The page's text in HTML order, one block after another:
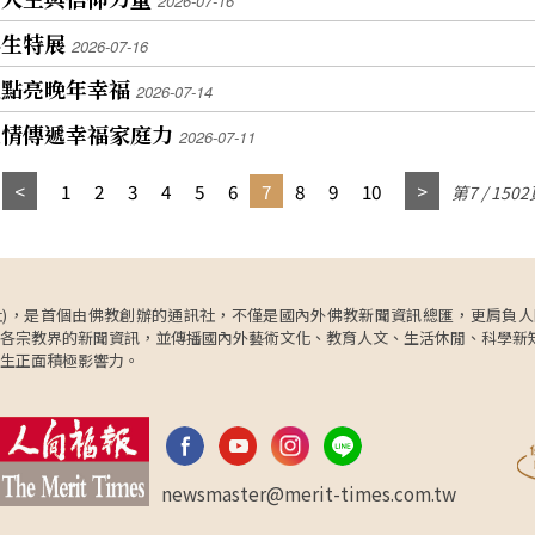
提供大眾優質的世間知識與佛法平臺，鼓勵大眾積
極加入佛光會，累積生命福德資糧，將學習因緣轉
化為回饋社會的動力。 社區大學一連串的動態成果
演出，節目內容多元豐富，涵蓋和太鼓、國樂橫
笛、太極拳、空靈鼓、二胡、古箏、吉他、合唱
團、英語歡唱及敦煌禪舞等，充分展現社區大學長
習自信與生命活力。 活動後，大眾齊聚至齋堂團聚
用齋，享受美味可口的素食佳餚，並進行歡樂摸彩
笑。與會佛光人紛紛表示歲末聯誼不僅是回顧一年
文化、教育、人間佛教為橋梁，攜手社區，共同實
踐人間淨土。
特展 2026-07-16
亮晚年幸福 2026-07-14
傳遞幸福家庭力 2026-07-11
1 2 3 4 5 6 7 8 9 10 第7 / 1502
是首個由佛教創辦的通訊社，不僅是國內外佛教新聞資訊總匯，更肩負
宗教界的新聞資訊，並傳播國內外藝術文化、教育人文、生活休閒、科學
正面積極影響力。
newsmaster@merit-times.com.tw